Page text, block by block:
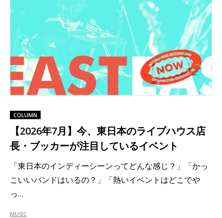
COLUMN
【2026年7月】今、東日本のライブハウス店
長・ブッカーが注目しているイベント
「東日本のインディーシーンってどんな感じ？」「かっ
こいいバンドはいるの？」「熱いイベントはどこでや
っ…
MUSIC